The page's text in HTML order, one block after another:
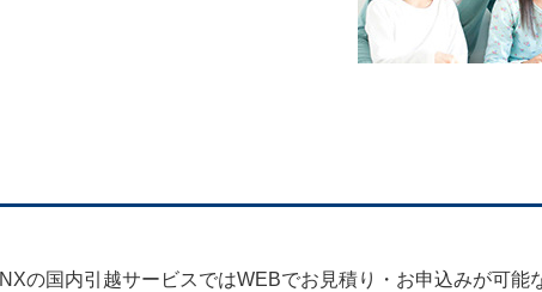
NXの国内引越サービスではWEBでお見積り・お申込みが可